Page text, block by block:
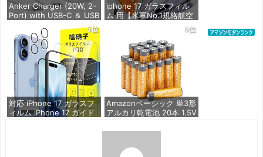
Anker Charger (20W, 2-
Port) with USB-C ＆ USB
-C ケーブル ホワイト | 充
電器 20W USB-C＆USB-
Cケーブル付属 2ポート
【PSE技術基準適合/USB
PD対応/PowerIQ搭載/コ
ンパクトサ
価格：¥1,690
iphone 17 ガラスフィル
ム 用【米軍No.1規格航空
材料&独創的なガイド枠】
2枚セット 全面保護 最強
硬度10H 耐衝撃 | いphon
e17 保護フィルム 気泡な
し Zeniss 自動吸着 貼付
け簡単 iphone17フィルム
超クリア画
価格：¥1,260
5位
対応 iPhone 17 ガラスフ
ィルム iPhone 17 ガイド
6位
Amazonベーシック 単3形
アルカリ乾電池 20本 1.5V